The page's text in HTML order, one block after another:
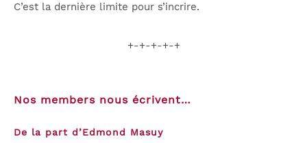
C’est la dernière limite pour s’incrire.
+-+-+-+-+
Nos members nous écrivent…
De la part d’Edmond Masuy